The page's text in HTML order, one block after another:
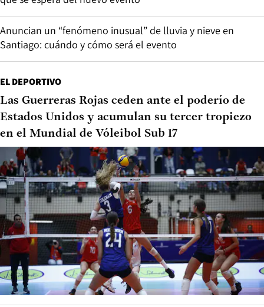
Anuncian un “fenómeno inusual” de lluvia y nieve en
Santiago: cuándo y cómo será el evento
EL DEPORTIVO
Las Guerreras Rojas ceden ante el poderío de
Estados Unidos y acumulan su tercer tropiezo
en el Mundial de Vóleibol Sub 17